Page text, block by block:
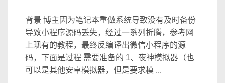
背景 博主因为笔记本重做系统导致没有及时备份
导致小程序源码丢失，经过一系列折腾，参考网
上现有的教程，最终反编译出微信小程序的源
码，下面是过程 需要准备的 1、夜神模拟器（也
可以是其他安卓模拟器，但是要求模 ...